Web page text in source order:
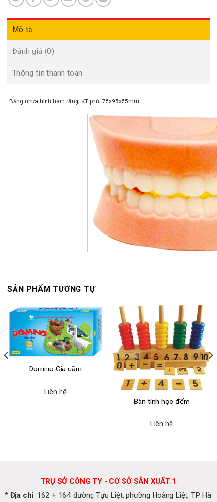
Mô tả
Đánh giá (0)
Thông tin thanh toán
Bằng nhựa hình hàm răng, KT phủ: 75x95x55mm.
SẢN PHẨM TƯƠNG TỰ
Domino Gia cầm
Liên hệ
Bàn tính học đếm
Liên hệ
TRỤ SỞ CÔNG TY - CƠ SỞ SẢN XUẤT 1
* Địa chỉ: 162 + 164 đường Tựu Liệt, phường Hoàng Liệt, TP Hà